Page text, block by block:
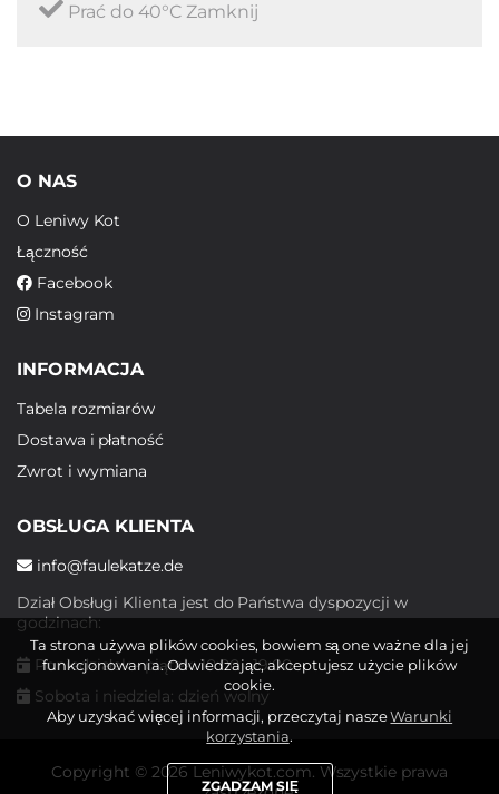
Prać do 40°C Zamknij
O NAS
O Leniwy Kot
Łączność
Facebook
Instagram
INFORMACJA
Tabela rozmiarów
Dostawa i płatność
Zwrot i wymiana
OBSŁUGA KLIENTA
info@faulekatze.de
Dział Obsługi Klienta jest do Państwa dyspozycji w
godzinach:
Poniedziałek - piątek: 10:00 - 19:00
Sobota i niedziela: dzień wolny
Copyright © 2026 Leniwykot.com. Wszystkie prawa
Ta strona używa plików cookies, bowiem są one ważne dla jej
funkcjonowania. Odwiedzając, akceptujesz użycie plików
cookie.
Aby uzyskać więcej informacji, przeczytaj naszeWarunki
korzystania.
ZGADZAM SIĘ